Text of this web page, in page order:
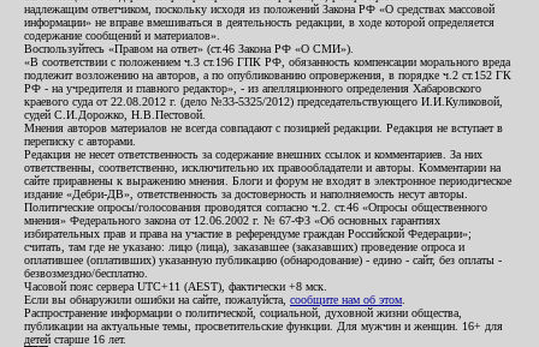
надлежащим ответчиком, поскольку исходя из положений Закона РФ «О средствах массовой
информации» не вправе вмешиваться в деятельность редакции, в ходе которой определяется
содержание сообщений и материалов».
Воспользуйтесь «Правом на ответ» (ст.46 Закона РФ «О СМИ»).
«В соответствии с положением ч.3 ст.196 ГПК РФ, обязанность компенсации морального вреда
подлежит возложению на авторов, а по опубликованию опровержения, в порядке ч.2 ст.152 ГК
РФ - на учредителя и главного редактор», - из апелляционного определения Хабаровского
краевого суда от 22.08.2012 г. (дело №33-5325/2012) председательствующего И.И.Куликовой,
судей С.И.Дорожко, Н.В.Пестовой.
Мнения авторов материалов не всегда совпадают с позицией редакции. Редакция не вступает в
переписку с авторами.
Редакция не несет ответственность за содержание внешних ссылок и комментариев. За них
ответственны, соответственно, исключительно их правообладатели и авторы. Комментарии на
сайте приравнены к выражению мнения. Блоги и форум не входят в электронное периодическое
издание «Дебри-ДВ», ответственность за достоверность и наполняемость несут авторы.
Политические опросы/голосования проводятся согласно ч.2. ст.46 «Опросы общественного
мнения» Федерального закона от 12.06.2002 г. № 67-ФЗ «Об основных гарантиях
избирательных прав и права на участие в референдуме граждан Российской Федерации»;
считать, там где не указано: лицо (лица), заказавшее (заказавших) проведение опроса и
оплатившее (оплативших) указанную публикацию (обнародование) - едино - сайт, без оплаты -
безвозмездно/бесплатно.
Часовой пояс сервера UTC+11 (AEST), фактически +8 мск.
Если вы обнаружили ошибки на сайте, пожалуйста, сообщите нам об этом
Распространение информации о политической, социальной, духовной жизни общества,
публикации на актуальные темы, просветительские функции. Для мужчин и женщин. 16+ для
детей старше 16 лет.